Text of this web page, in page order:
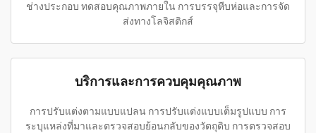
ช่างประกอบ ทดสอบคุณภาพภายใน การบรรจุหีบห่อและการจัด
ส่งทางโลจิสติกส์
บริการและการควบคุมคุณภาพ
การปรับแต่งตามแบบแปลน การปรับแต่งแบบเต็มรูปแบบ การ
ระบุแหล่งที่มาและตรวจสอบย้อนกลับของวัตถุดิบ การตรวจสอบ